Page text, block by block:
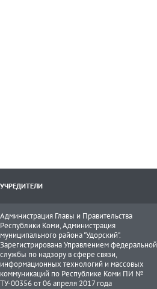
УЧРЕДИТЕЛИ
Администрация Главы и Правительства
Республики Коми, Администрация
муниципального района "Удорский".
Зарегистрирована Управлением федеральной
службы по надзору в сфере связи,
информационных технологий и массовых
коммуникаций по Республике Коми ПИ №
ТУ-00356 от 06 апреля 2017 года